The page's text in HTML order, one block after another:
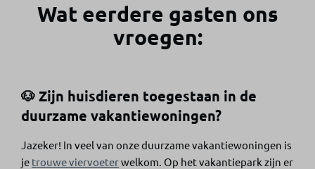
Wat eerdere gasten ons
vroegen:
🐶 Zijn huisdieren toegestaan in de
duurzame vakantiewoningen?
Jazeker! In veel van onze duurzame vakantiewoningen is
je trouwe viervoeterwelkom. Op het vakantieparkzijn er